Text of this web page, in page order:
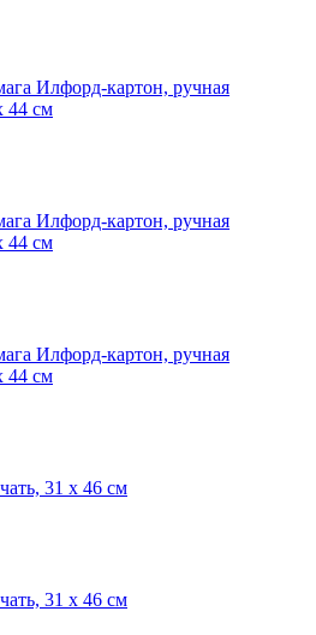
Илфорд-картон, ручная
44 см
Илфорд-картон, ручная
44 см
Илфорд-картон, ручная
44 см
31 х 46 см
31 х 46 см